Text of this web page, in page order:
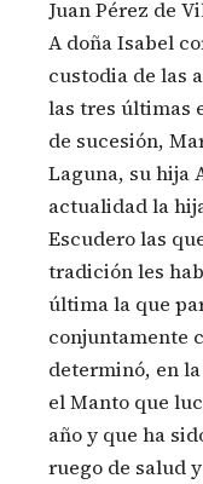
Juan Pérez de
A doña Isabel
custodia de las
las tres últimas
de sucesión,
Laguna, su hija
actualidad la
Escudero las
tradición les
última la que
conjuntamente
determinó, en
el Manto que
año y que ha
ruego de salud